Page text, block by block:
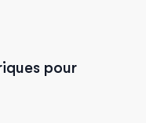
pour